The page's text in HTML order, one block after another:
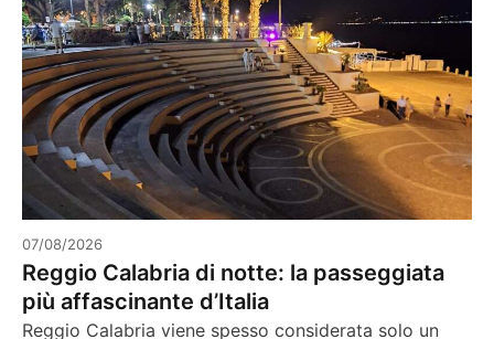
07/08/2026
Reggio Calabria di notte: la passeggiata
più affascinante d’Italia
Reggio Calabria viene spesso considerata solo un